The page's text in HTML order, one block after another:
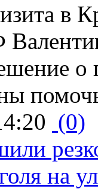
в
(0)
на